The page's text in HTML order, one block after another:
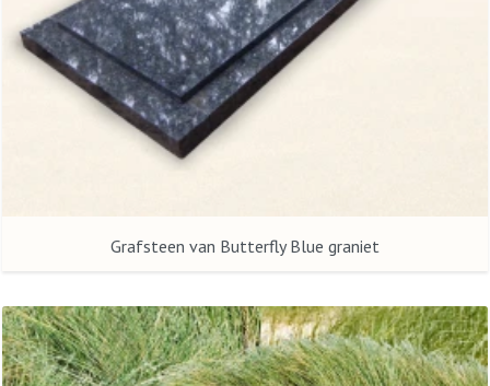
Grafsteen van Butterfly Blue graniet